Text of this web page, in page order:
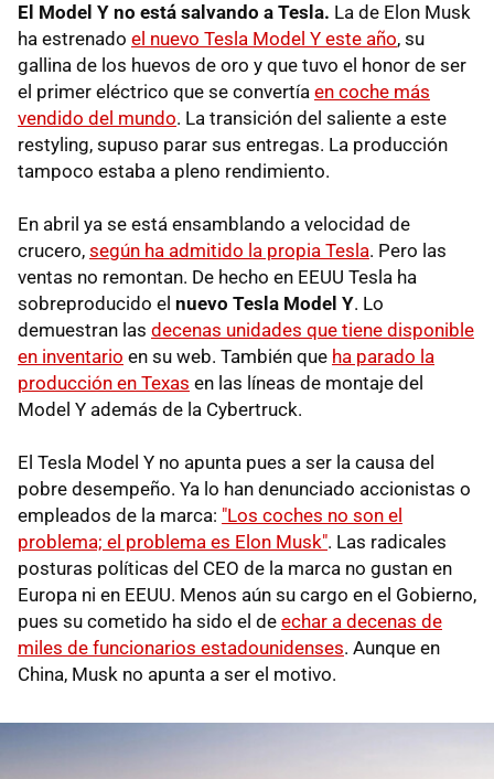
El Model Y no está salvando a Tesla. La de Elon Musk
ha estrenado el nuevo Tesla Model Y este año, su
gallina de los huevos de oro y que tuvo el honor de ser
el primer eléctrico que se convertía en coche más
vendido del mundo. La transición del saliente a este
restyling, supuso parar sus entregas. La producción
tampoco estaba a pleno rendimiento.
En abril ya se está ensamblando a velocidad de
crucero, según ha admitido la propia Tesla. Pero las
ventas no remontan. De hecho en EEUU Tesla ha
sobreproducido el nuevo Tesla Model Y. Lo
demuestran las decenas unidades que tiene disponible
en inventario en su web. También que ha parado la
producción en Texas en las líneas de montaje del
Model Y además de la Cybertruck.
El Tesla Model Y no apunta pues a ser la causa del
pobre desempeño. Ya lo han denunciado accionistas o
empleados de la marca: "Los coches no son el
problema; el problema es Elon Musk". Las radicales
posturas políticas del CEO de la marca no gustan en
Europa ni en EEUU. Menos aún su cargo en el Gobierno,
pues su cometido ha sido el de echar a decenas de
miles de funcionarios estadounidenses. Aunque en
China, Musk no apunta a ser el motivo.